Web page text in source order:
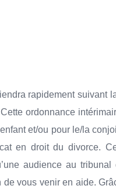
rapidement suivant
ordonnance
et/ou pour le/la
en droit du divorce.
audience au
vous venir en aide.